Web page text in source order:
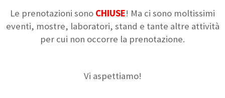
Le prenotazioni sono CHIUSE! Ma ci sono moltissimi
eventi, mostre, laboratori, stand e tante altre attività
per cui non occorre la prenotazione.
Vi aspettiamo!